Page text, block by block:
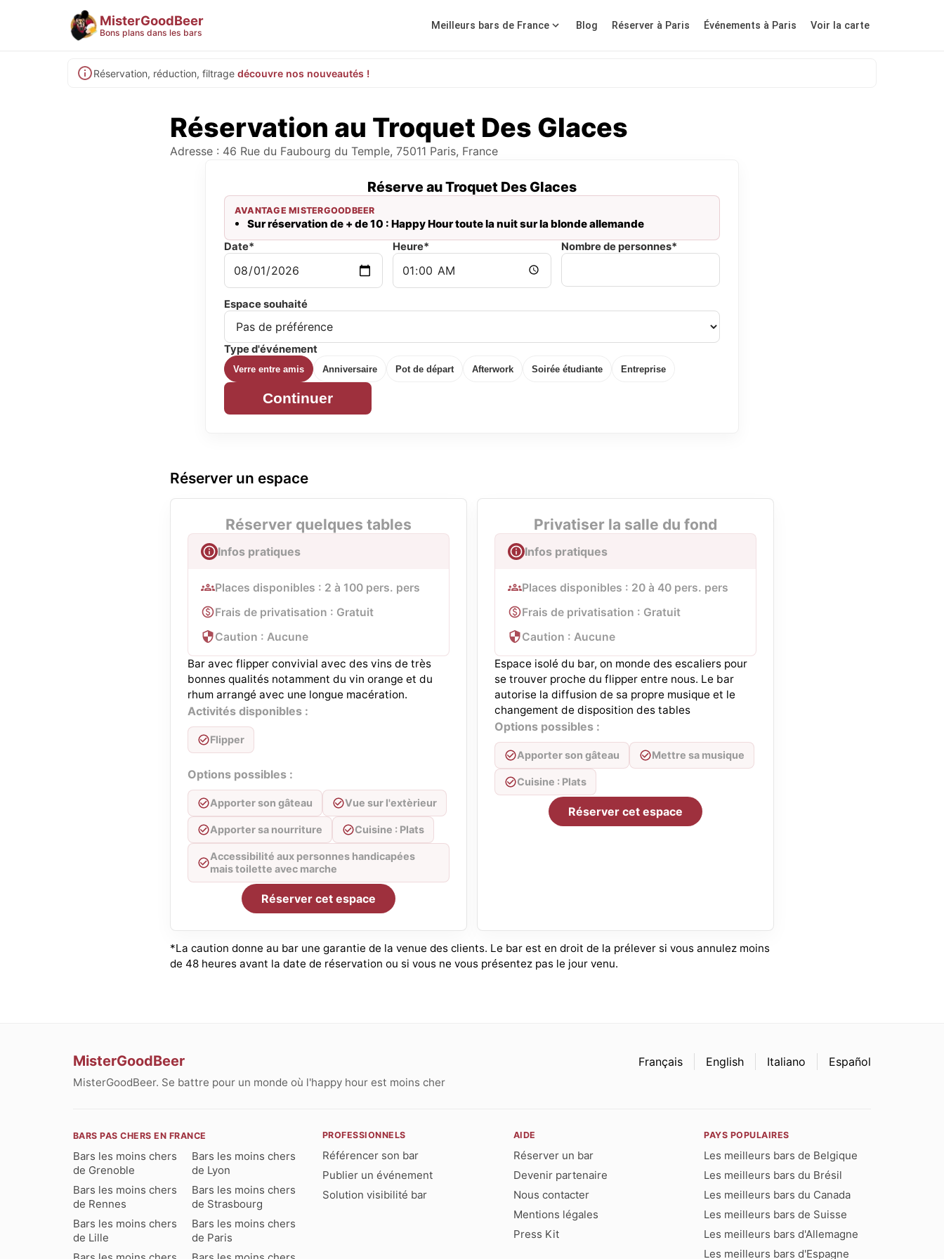
MisterGoodBeer
Bons plans dans les bars
Meilleurs bars de France Blog Réserver à Paris Événements à Paris Voir la carte
Réservation, réduction, filtrage découvre nos nouveautés !
Réservation au Troquet Des Glaces
Adresse : 46 Rue du Faubourg du Temple, 75011 Paris, France
Réserve au Troquet Des Glaces
AVANTAGE MISTERGOODBEER
Sur réservation de + de 10 : Happy Hour toute la nuit sur la blonde allemande
Date* Heure* Nombre de personnes*
Espace souhaité
Type d'événement
Verre entre amis Anniversaire Pot de départ Afterwork Soirée étudiante Entreprise
Continuer
Réserver un espace
Réserver quelques tables
Infos pratiques
Places disponibles : 2 à 100 pers. pers
Frais de privatisation : Gratuit
Caution : Aucune
Bar avec flipper convivial avec des vins de très
bonnes qualités notamment du vin orange et du
rhum arrangé avec une longue macération.
Activités disponibles :
Flipper
Options possibles :
Apporter son gâteau Vue sur l'extèrieur
Apporter sa nourriture Cuisine : Plats
Accessibilité aux personnes handicapées
mais toilette avec marche
Réserver cet espace
Privatiser la salle du fond
Infos pratiques
Places disponibles : 20 à 40 pers. pers
Frais de privatisation : Gratuit
Caution : Aucune
Espace isolé du bar, on monde des escaliers pour
se trouver proche du flipper entre nous. Le bar
autorise la diffusion de sa propre musique et le
changement de disposition des tables
Options possibles :
Apporter son gâteau Mettre sa musique
Cuisine : Plats
Réserver cet espace
*La caution donne au bar une garantie de la venue des clients. Le bar est en droit de la prélever si vous annulez moins
de 48 heures avant la date de réservation ou si vous ne vous présentez pas le jour venu.
MisterGoodBeer
MisterGoodBeer. Se battre pour un monde où l'happy hour est moins cher
Français English Italiano Español
BARS PAS CHERS EN FRANCE
Bars les moins chers
de Grenoble
Bars les moins chers
de Lyon
Bars les moins chers
de Rennes
Bars les moins chers
de Strasbourg
Bars les moins chers
de Lille
Bars les moins chers
de Paris
PROFESSIONNELS
Référencer son bar
Publier un événement
Solution visibilité bar
AIDE
Réserver un bar
Devenir partenaire
Nous contacter
Mentions légales
Press Kit
PAYS POPULAIRES
Les meilleurs bars de Belgique
Les meilleurs bars du Brésil
Les meilleurs bars du Canada
Les meilleurs bars de Suisse
Les meilleurs bars d'Allemagne
Les meilleurs bars d'Espagne